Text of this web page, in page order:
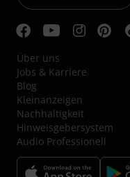
Über uns
Jobs & Karriere
Blog
Kleinanzeigen
Nachhaltigkeit
Hinweisgebersystem
Audio Professionell